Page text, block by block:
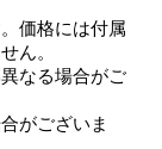
価格には付属
ん。
なる場合がご
がございま